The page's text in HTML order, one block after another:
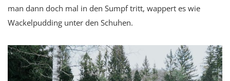
man dann doch mal in den Sumpf tritt, wappert es wie
Wackelpudding unter den Schuhen.